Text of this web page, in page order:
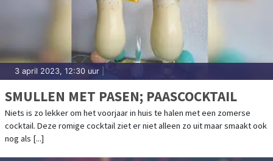
3 april 2023, 12:30 uur
SMULLEN MET PASEN; PAASCOCKTAIL
Niets is zo lekker om het voorjaar in huis te halen met een zomerse
cocktail. Deze romige cocktail ziet er niet alleen zo uit maar smaakt ook
nog als [...]